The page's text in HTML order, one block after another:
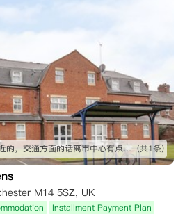
且需要签证才能来英国学习，但您的签证
只要您的合同尚未开始。您需要提供以下
会产生罚款：
寓门户账户中提交取消请求，并附上相关
这一条件解除您的合同，已支付的押金或
住该房间，您将被收取50英镑，以支付
用。
周边离学校和超市都挺近的，交通方面的话离市中心有点远，不过搭公交也很快就能到了。不满的一点是晚上经常有开摩托车炸街的，可能会有点吵。 (共1条)
M14 5SZ, UK
Installment Payment Plan